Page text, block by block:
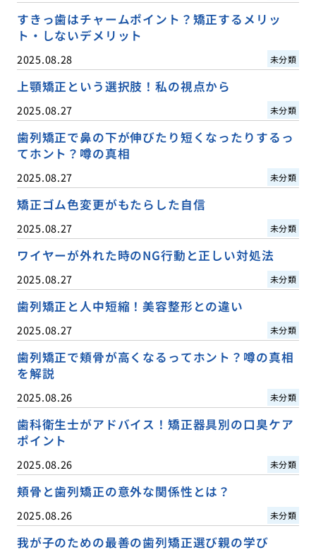
すきっ歯はチャームポイント？矯正するメリッ
ト・しないデメリット
2025.08.28 未分類
上顎矯正という選択肢！私の視点から
2025.08.27 未分類
歯列矯正で鼻の下が伸びたり短くなったりするっ
てホント？噂の真相
2025.08.27 未分類
矯正ゴム色変更がもたらした自信
2025.08.27 未分類
ワイヤーが外れた時のNG行動と正しい対処法
2025.08.27 未分類
歯列矯正と人中短縮！美容整形との違い
2025.08.27 未分類
歯列矯正で頬骨が高くなるってホント？噂の真相
を解説
2025.08.26 未分類
歯科衛生士がアドバイス！矯正器具別の口臭ケア
ポイント
2025.08.26 未分類
頬骨と歯列矯正の意外な関係性とは？
2025.08.26 未分類
我が子のための最善の歯列矯正選び親の学び